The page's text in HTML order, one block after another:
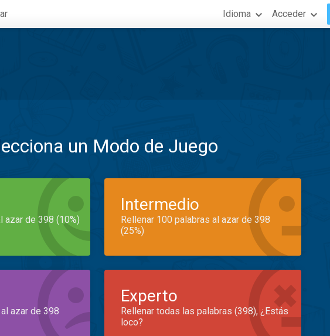
Idioma Acceder
un Modo de Juego
azar de 398 (10%)
Intermedio
Rellenar 100 palabras al azar de 398
(25%)
azar de 398
Experto
Rellenar todas las palabras (398), ¿Estás
loco?